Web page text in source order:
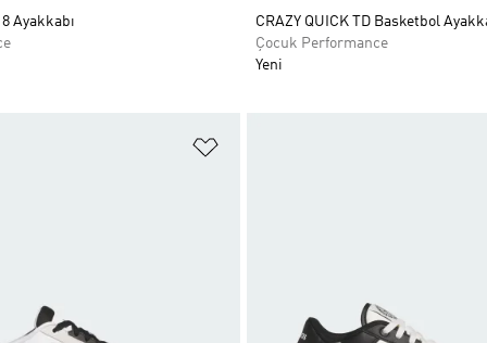
8 Ayakkabı
CRAZY QUICK TD Basketbol
Çocuk Performance
Yeni